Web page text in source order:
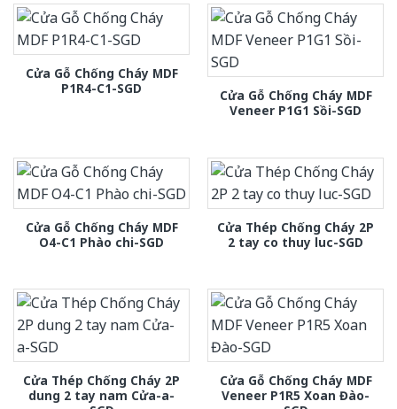
Cửa Gỗ Chống Cháy MDF
P1R4-C1-SGD
Cửa Gỗ Chống Cháy MDF
Veneer P1G1 Sồi-SGD
Cửa Gỗ Chống Cháy MDF
O4-C1 Phào chi-SGD
Cửa Thép Chống Cháy 2P
2 tay co thuy luc-SGD
Cửa Thép Chống Cháy 2P
dung 2 tay nam Cửa-a-
Cửa Gỗ Chống Cháy MDF
Veneer P1R5 Xoan Đào-